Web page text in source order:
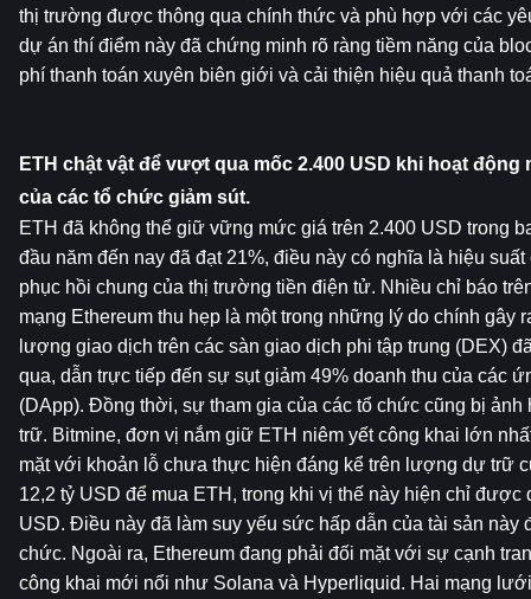
thị trường được thông qua chính thức và phù hợp với các
dự án thí điểm này đã chứng minh rõ ràng tiềm năng của
phí thanh toán xuyên biên giới và cải thiện hiệu quả thanh
ETH chật vật để vượt qua mốc 2.400 USD khi hoạt
của các tổ chức giảm sút.
ETH đã không thể giữ vững mức giá trên 2.400 USD trong
đầu năm đến nay đã đạt 21%, điều này có nghĩa là hiệu
phục hồi chung của thị trường tiền điện tử. Nhiều chỉ báo
mạng Ethereum thu hẹp là một trong những lý do chính gây
lượng giao dịch trên các sàn giao dịch phi tập trung (DEX)
qua, dẫn trực tiếp đến sự sụt giảm 49% doanh thu của các
(DApp). Đồng thời, sự tham gia của các tổ chức cũng bị
trữ. Bitmine, đơn vị nắm giữ ETH niêm yết công khai lớn
mặt với khoản lỗ chưa thực hiện đáng kể trên lượng dự trữ
12,2 tỷ USD để mua ETH, trong khi vị thế này hiện chỉ được
USD. Điều này đã làm suy yếu sức hấp dẫn của tài sản này
chức. Ngoài ra, Ethereum đang phải đối mặt với sự cạnh
công khai mới nổi như Solana và Hyperliquid. Hai mạng